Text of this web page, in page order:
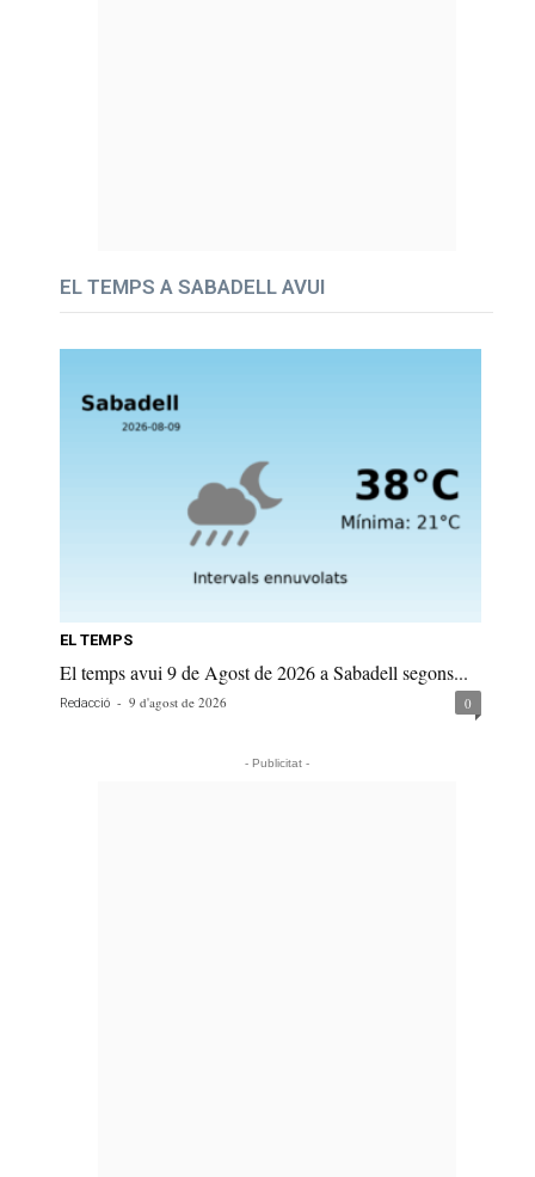
EL TEMPS A SABADELL AVUI
EL TEMPS
El temps avui 9 de Agost de 2026 a Sabadell segons...
Redacció - 9 d'agost de 2026 0
- Publicitat -